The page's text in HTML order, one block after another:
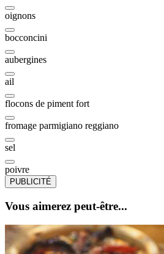
oignons
bocconcini
aubergines
ail
flocons de piment fort
fromage parmigiano reggiano
sel
poivre
PUBLICITÉ
Vous aimerez peut-être...